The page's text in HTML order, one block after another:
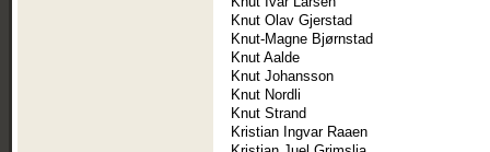
Knut Olav Gjerstad
Knut-Magne Bjørnstad
Knut Aalde
Knut Johansson
Knut Nordli
Knut Strand
Kristian Ingvar Raaen